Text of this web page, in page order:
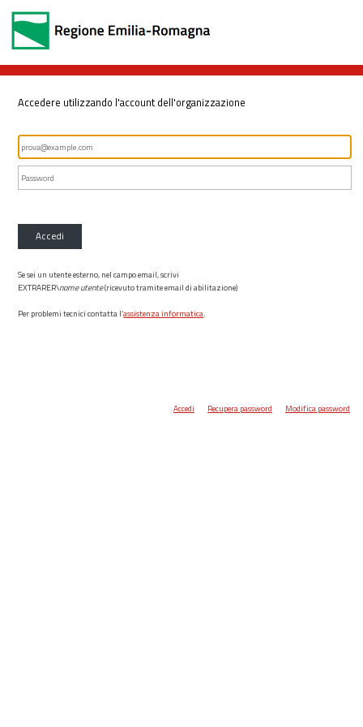
Accedere utilizzando l'account dell'organizzazione
Accedi
Se sei un utente esterno, nel campo email, scrivi
EXTRARER\nome utente(ricevuto tramite email di abilitazione)
Per problemi tecnici contatta l’assistenza informatica.
Accedi Recupera password Modifica password